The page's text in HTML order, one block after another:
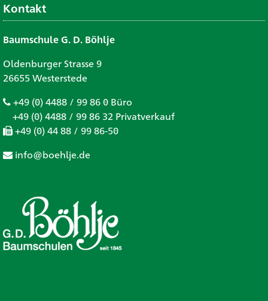
Kontakt
Baumschule G. D. Böhlje
Oldenburger Strasse 9
26655 Westerstede
+49 (0) 4488 / 99 86 0 Büro
+49 (0) 4488 / 99 86 32 Privatverkauf
+49 (0) 44 88 / 99 86-50
info@boehlje.de